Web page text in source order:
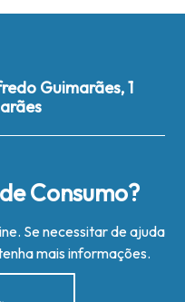
Guimarães, 1
Consumo?
Se necessitar de ajuda
mais informações.